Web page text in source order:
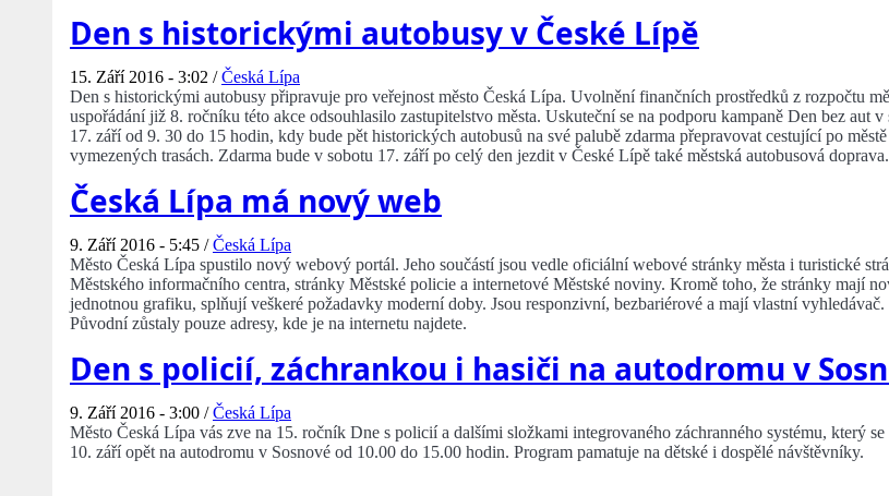
Den s historickými autobusy v České Lípě
15. Září 2016 - 3:02 /Česká Lípa
Den s historickými autobusy připravuje pro veřejnost město Česká Lípa. Uvolnění finančních prostředků z rozpočtu
uspořádání již 8. ročníku této akce odsouhlasilo zastupitelstvo města. Uskuteční se na podporu kampaně Den bez aut v
17. září od 9. 30 do 15 hodin, kdy bude pět historických autobusů na své palubě zdarma přepravovat cestující po
vymezených trasách. Zdarma bude v sobotu 17. září po celý den jezdit v České Lípě také městská autobusová doprava.
Česká Lípa má nový web
9. Září 2016 - 5:45 /Česká Lípa
Město Česká Lípa spustilo nový webový portál. Jeho součástí jsou vedle oficiální webové stránky města i turistické
Městského informačního centra, stránky Městské policie a internetové Městské noviny. Kromě toho, že stránky mají
jednotnou grafiku, splňují veškeré požadavky moderní doby. Jsou responzivní, bezbariérové a mají vlastní vyhledávač.
Původní zůstaly pouze adresy, kde je na internetu najdete.
Den s policií, záchrankou i hasiči na autodromu v
9. Září 2016 - 3:00 /Česká Lípa
Město Česká Lípa vás zve na 15. ročník Dne s policií a dalšími složkami integrovaného záchranného systému, který se
10. září opět na autodromu v Sosnové od 10.00 do 15.00 hodin. Program pamatuje na dětské i dospělé návštěvníky.